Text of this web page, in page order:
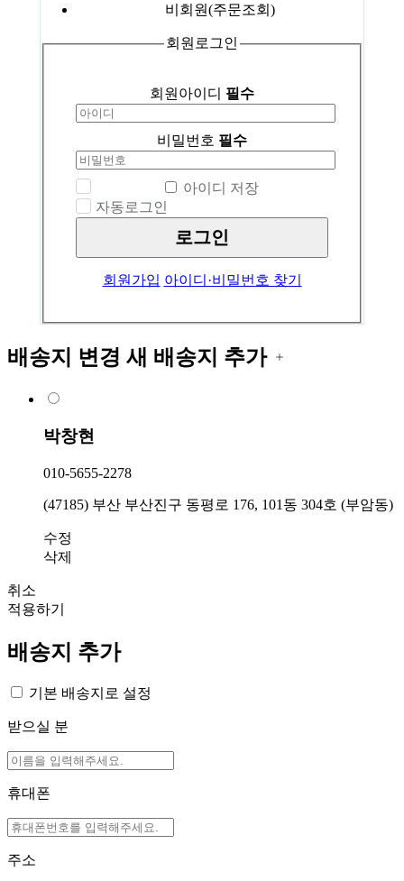
비회원(주문조회)
회원로그인
회원아이디 필수
비밀번호 필수
아이디 저장
자동로그인
로그인
회원가입 아이디·비밀번호 찾기
배송지 변경 새 배송지 추가
박창현
010-5655-2278
(47185) 부산 부산진구 동평로 176, 101동 304호 (부암동)
수정
삭제
취소
적용하기
배송지 추가
기본 배송지로 설정
받으실 분
휴대폰
주소